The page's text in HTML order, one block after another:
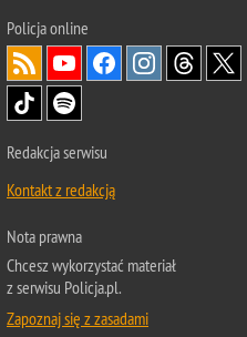
Policjaonline
Redakcja serwisu
Kontakt z redakcją
Nota prawna
Chcesz wykorzystać materiał
z serwisu Policja.pl.
Zapoznaj się z zasadami